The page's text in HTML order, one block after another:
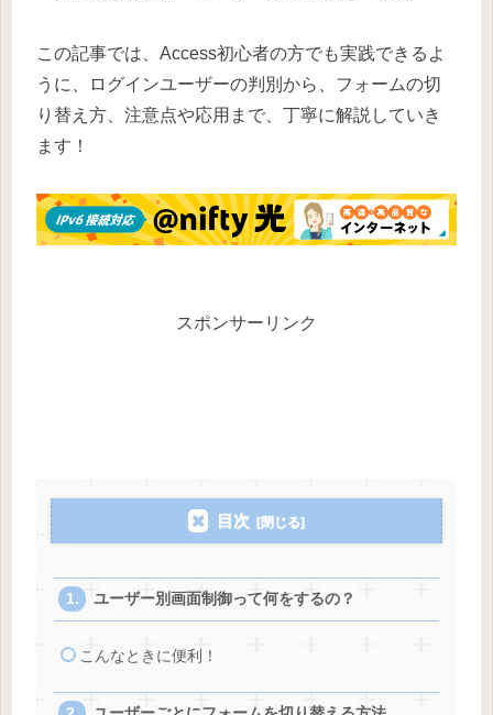
この記事では、Access初心者の方でも実践できるよ
うに、ログインユーザーの判別から、フォームの切
り替え方、注意点や応用まで、丁寧に解説していき
ます！
スポンサーリンク
目次
ユーザー別画面制御って何をするの？
こんなときに便利！